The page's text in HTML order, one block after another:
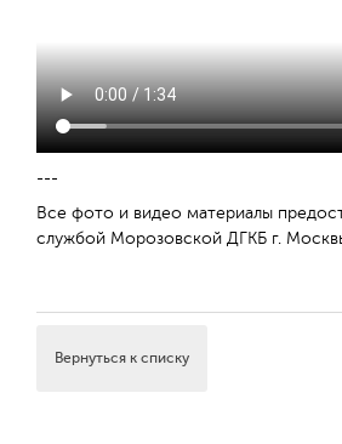
---
Все фото и видео материалы
службой Морозовской ДГКБ г.
Вернуться к списку